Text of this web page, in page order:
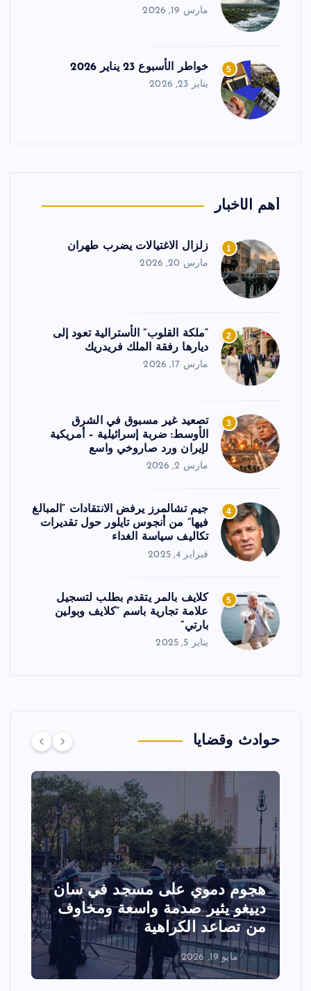
مارس 19, 2026
5 خواطر الأسبوع 23 يناير 2026
يناير 23, 2026
أهم الأخبار
1 زلزال الاغتيالات يضرب طهران
مارس 20, 2026
2
“ملكة القلوب” الأسترالية تعود إلى
ديارها رفقة الملك فريدريك
مارس 17, 2026
3
تصعيد غير مسبوق في الشرق
الأوسط: ضربة إسرائيلية – أمريكية
لإيران ورد صاروخي واسع
مارس 2, 2026
4
جيم تشالمرز يرفض الانتقادات “المبالغ
فيها” من أنجوس تايلور حول تقديرات
تكاليف سياسة الغداء
فبراير 4, 2025
5
كلايف بالمر يتقدم بطلب لتسجيل
علامة تجارية باسم “كلايف وبولين
بارتي”
يناير 5, 2025
حوادث وقضايا
هجوم دموي على مسجد في سان
دييغو يثير صدمة واسعة ومخاوف
من تصاعد الكراهية
مايو 19, 2026